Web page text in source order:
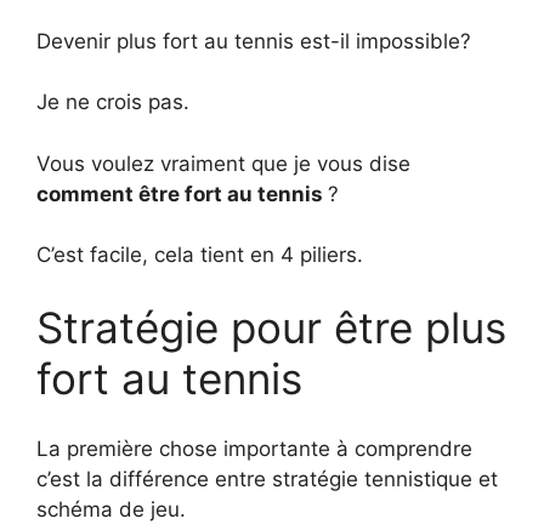
Devenir plus fort au tennis est-il impossible?
Je ne crois pas.
Vous voulez vraiment que je vous dise
comment être fort au tennis ?
C’est facile, cela tient en 4 piliers.
Stratégie pour être plus
fort au tennis
La première chose importante à comprendre
c’est la différence entre stratégie tennistique et
schéma de jeu.